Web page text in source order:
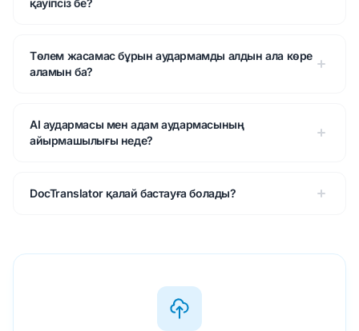
Төлем жасамас бұрын аудармамды алдын ала көре
аламын ба?
AI аудармасы мен адам аудармасының
айырмашылығы неде?
DocTranslator қалай бастауға болады?